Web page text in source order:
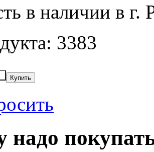
в наличии в г.
3383
надо